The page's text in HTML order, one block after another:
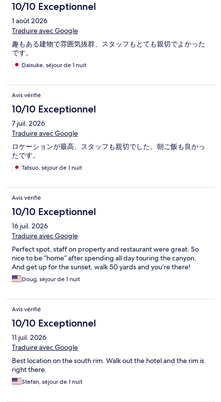
10/10 Exceptionnel
1 août 2026
Traduire avec Google
趣もある建物で雰囲気抜群、スタッフもとても親切でよかった
です。
Daisuke, séjour de 1 nuit
Avis vérifié
10/10 Exceptionnel
7 juil. 2026
Traduire avec Google
ロケーションが最高、スタッフも親切でした。朝ご飯も良かっ
たです。
Tatsuo, séjour de 1 nuit
Avis vérifié
10/10 Exceptionnel
16 juil. 2026
Traduire avec Google
Perfect spot, staff on property and restaurant were great. So
nice to be “home” after spending all day touring the canyon.
And get up for the sunset, walk 50 yards and you’re there!
Doug, séjour de 1 nuit
Avis vérifié
10/10 Exceptionnel
11 juil. 2026
Traduire avec Google
Best location on the south rim. Walk out the hotel and the rim is
right there.
Stefan, séjour de 1 nuit